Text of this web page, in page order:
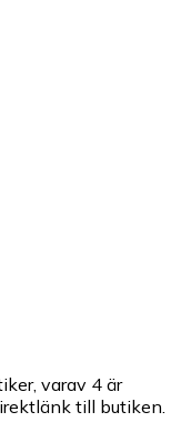
varav 4 är
till butiken.